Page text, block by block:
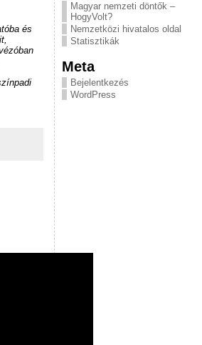
és
Magyar nemzeti döntők –
HogyVolt?
Nemzetközi hivatalos oldal
Statisztikák
Meta
Bejelentkezés
WordPress